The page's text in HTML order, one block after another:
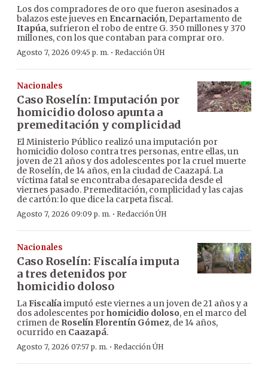
Los dos compradores de oro que fueron asesinados a
balazos este jueves en Encarnación, Departamento de
Itapúa, sufrieron el robo de entre G. 350 millones y 370
millones, con los que contaban para comprar oro.
Agosto 7, 2026 09:45 p. m. · Redacción ÚH
Nacionales
Caso Roselín: Imputación por
homicidio doloso apunta a
premeditación y complicidad
El Ministerio Público realizó una imputación por
homicidio doloso contra tres personas, entre ellas, un
joven de 21 años y dos adolescentes por la cruel muerte
de Roselín, de 14 años, en la ciudad de Caazapá. La
víctima fatal se encontraba desaparecida desde el
viernes pasado. Premeditación, complicidad y las cajas
de cartón: lo que dice la carpeta fiscal.
Agosto 7, 2026 09:09 p. m. · Redacción ÚH
Nacionales
Caso Roselín: Fiscalía imputa
a tres detenidos por
homicidio doloso
LaFiscalíaimputó este viernes a un joven de 21 años y a
dos adolescentes porhomicidio doloso, en el marco del
crimen de Roselín Florentín Gómez, de 14 años,
ocurrido en Caazapá.
Agosto 7, 2026 07:57 p. m. · Redacción ÚH